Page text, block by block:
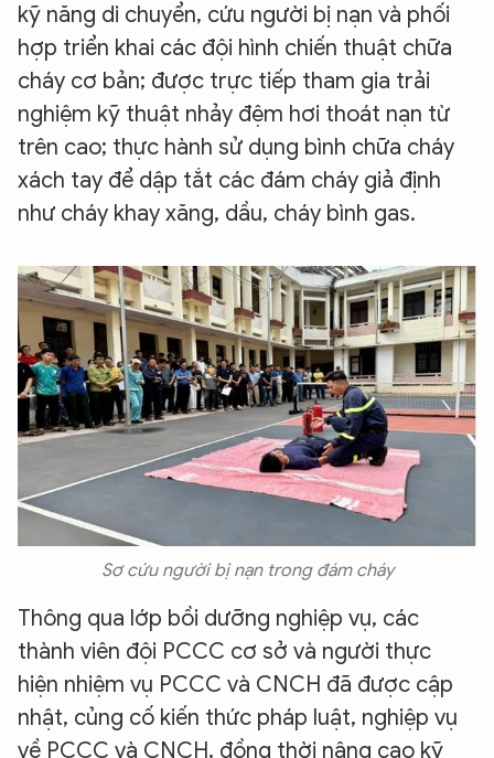
kỹ năng di chuyển, cứu người bị nạn và phối
hợp triển khai các đội hình chiến thuật chữa
cháy cơ bản; được trực tiếp tham gia trải
nghiệm kỹ thuật nhảy đệm hơi thoát nạn từ
trên cao; thực hành sử dụng bình chữa cháy
xách tay để dập tắt các đám cháy giả định
như cháy khay xăng, dầu, cháy bình gas.
Sơ cứu người bị nạn trong đám cháy
Thông qua lớp bồi dưỡng nghiệp vụ, các
thành viên đội PCCC cơ sở và người thực
hiện nhiệm vụ PCCC và CNCH đã được cập
nhật, củng cố kiến thức pháp luật, nghiệp vụ
về PCCC và CNCH, đồng thời nâng cao kỹ